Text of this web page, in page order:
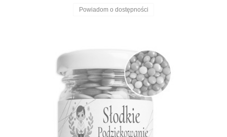
Powiadom o dostępności